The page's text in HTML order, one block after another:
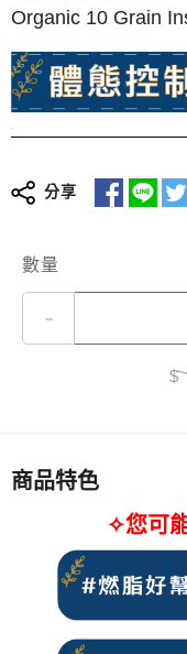
Organic 10 Grain
★十種穀物麥片，包
★無添加、無農藥殘留
購買注意事項
1.本產品含有麩質的
＃體態控制 #腸胃順暢
分享
數量
-
$
商品特色
✧您可